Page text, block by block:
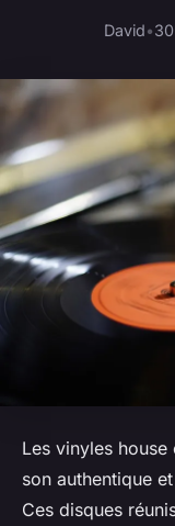
David•
Les vinyles house
son authentique
Ces disques